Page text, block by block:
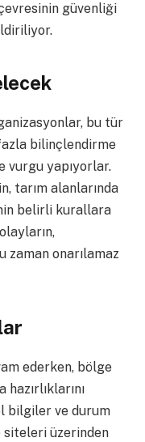
güvenliği
bu tür
bilinçlendirme
vurgu yapıyorlar.
tarım alanlarında
belirli kurallara
zaman onarılamaz
ederken, bölge
hazırlıklarını
bilgiler ve durum
siteleri üzerinden